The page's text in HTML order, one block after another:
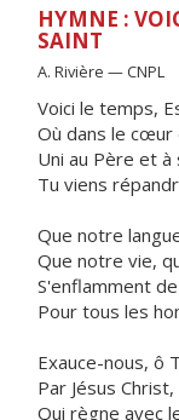
HYMNE :
SAINT
A. Rivière — CNPL
Voici le temps,
Où dans le
Uni au Père et à
Tu viens
Que notre
Que notre vie,
S'enflamment
Pour tous les
Exauce-nous, ô
Par Jésus
Qui règne avec